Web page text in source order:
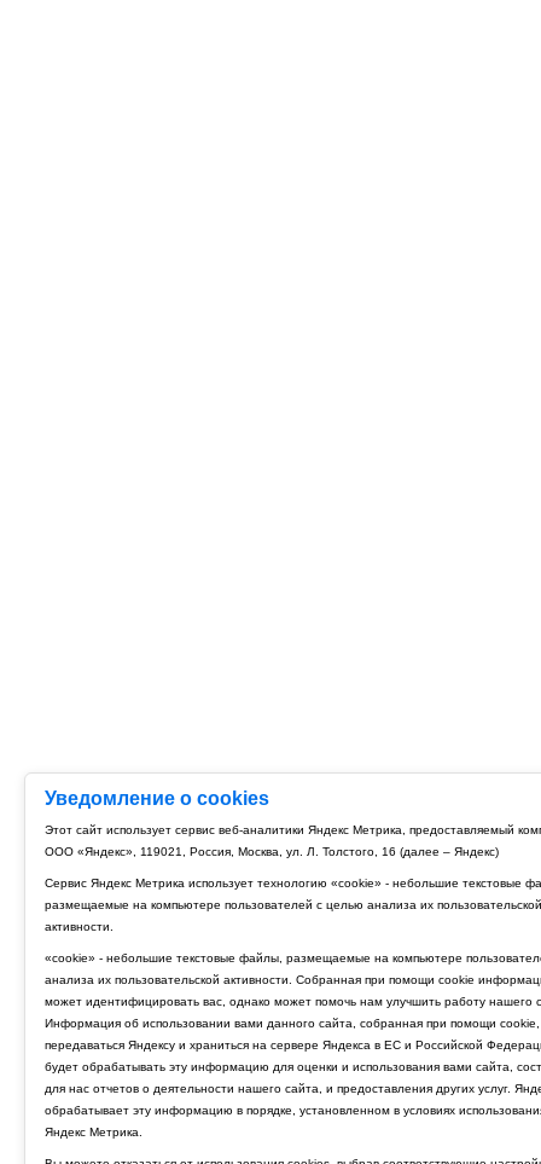
Уведомление о cookies
Этот сайт использует сервис веб-аналитики Яндекс Метрика, предоставляемый
ООО «Яндекс», 119021, Россия, Москва, ул. Л. Толстого, 16 (далее – Яндекс)
Сервис Яндекс Метрика использует технологию «cookie» - небольшие текстовые
размещаемые на компьютере пользователей с целью анализа их пользовательской
активности.
«cookie» - небольшие текстовые файлы, размещаемые на компьютере
анализа их пользовательской активности. Собранная при помощи cookie
может идентифицировать вас, однако может помочь нам улучшить работу нашего
Информация об использовании вами данного сайта, собранная при помощи cookie,
передаваться Яндексу и храниться на сервере Яндекса в ЕС и Российской
будет обрабатывать эту информацию для оценки и использования вами сайта,
для нас отчетов о деятельности нашего сайта, и предоставления других услуг.
обрабатывает эту информацию в порядке, установленном в условиях
Яндекс Метрика.